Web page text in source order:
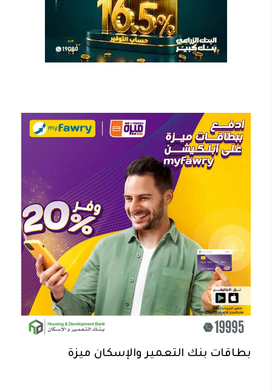
بطاقات بنك التعمير والإسكان ميزة